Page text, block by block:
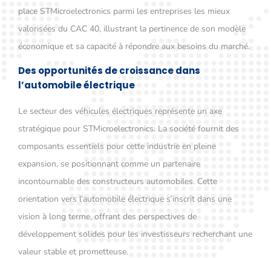
place STMicroelectronics parmi les entreprises les mieux
valorisées du CAC 40, illustrant la pertinence de son modèle
économique et sa capacité à répondre aux besoins du marché.
Des opportunités de croissance dans
l’automobile électrique
Le secteur des véhicules électriques représente un axe
stratégique pour STMicroelectronics. La société fournit des
composants essentiels pour cette industrie en pleine
expansion, se positionnant comme un partenaire
incontournable des constructeurs automobiles. Cette
orientation vers l’automobile électrique s’inscrit dans une
vision à long terme, offrant des perspectives de
développement solides pour les investisseurs recherchant une
valeur stable et prometteuse.